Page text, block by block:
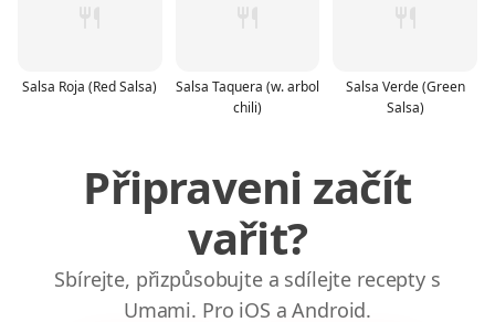
Salsa Roja (Red Salsa)
Salsa Taquera (w. arbol
chili)
Salsa Verde (Green
Salsa)
Připraveni začít
vařit?
Sbírejte, přizpůsobujte a sdílejte recepty s
Umami. Pro iOS a Android.